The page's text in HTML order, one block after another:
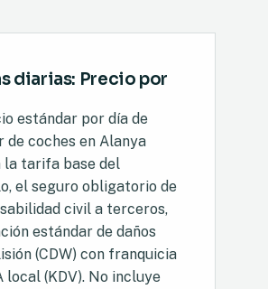
diarias: Precio por
estándar por día de
de coches en Alanya
la tarifa base del
el seguro obligatorio de
civil a terceros,
estándar de daños
(CDW) con franquicia
local (KDV). No incluye